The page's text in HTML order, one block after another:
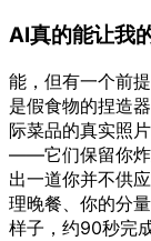
AI真的能让我
能，但有一个前
是假食物的捏造
际菜品的真实照
——它们保留你炸
出一道你并不供
理晚餐、你的分
样子，约90秒完成